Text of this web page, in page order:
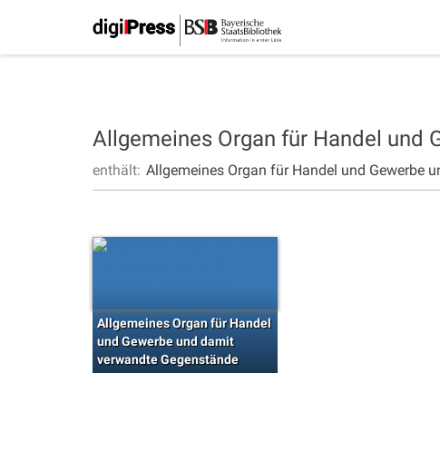
Allgemeines Organ für Handel und
enthält: Allgemeines Organ für Handel und Gewerbe
Allgemeines Organ für Handel
und Gewerbe und damit
verwandte Gegenstände